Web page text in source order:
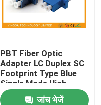
PBT Fiber Optic
Adapter LC Duplex SC
Footprint Type Blue
Single Mode High
Density
जांच भेजें